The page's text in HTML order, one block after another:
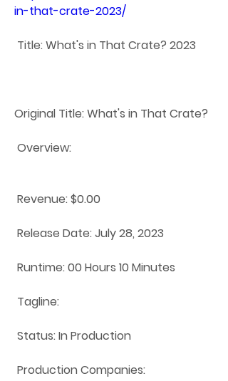
in-that-crate-2023/
Title: What's in That Crate? 2023
Original Title: What's in That Crate?
Overview:
Revenue: $0.00
Release Date: July 28, 2023
Runtime: 00 Hours 10 Minutes
Tagline:
Status: In Production
Production Companies: